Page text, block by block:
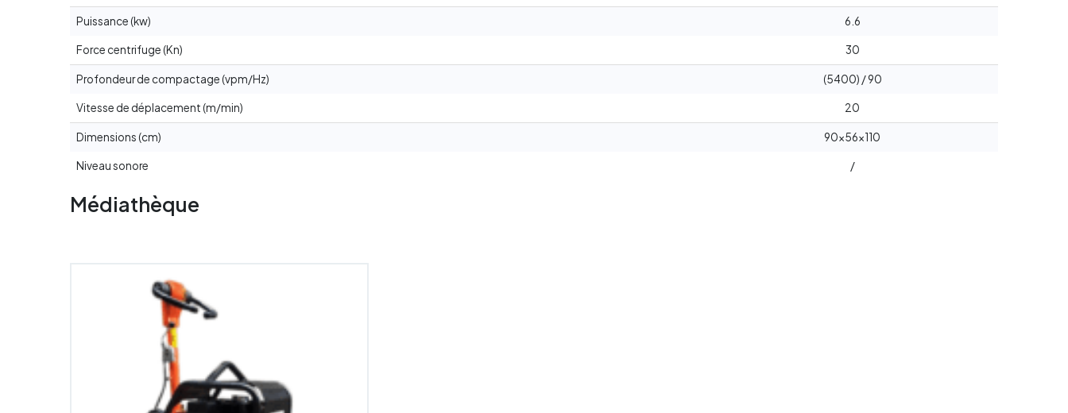
Puissance (kw) 6.6
Force centrifuge (Kn) 30
Profondeur de compactage (vpm/Hz) (5400) / 90
Vitesse de déplacement (m/min) 20
Dimensions (cm) 90x56x110
Niveau sonore /
Médiathèque